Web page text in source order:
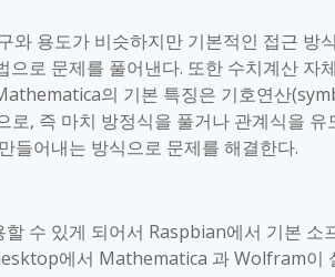
와 용도가 비슷하지만 기본적인 접근 방
으로 문제를 풀어낸다. 또한 수치계산 자
의 기본 특징은 기호연산(
로, 즉 마치 방정식을 풀거나 관계식을
들어내는 방식으로 문제를 해결한다.
수 있게 되어서 Raspbian에서 기본 소
에서 Mathematica 과Wolfram이